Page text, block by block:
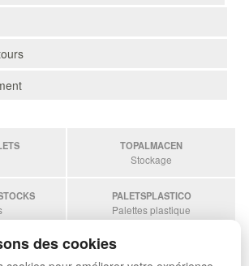
TOPALMACEN
Stockage
PALETSPLASTICO
Palettes plastique
des cookies